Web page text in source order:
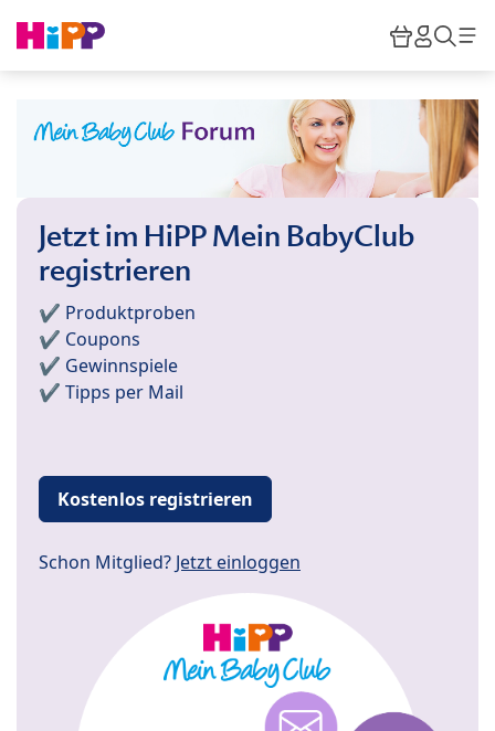
HiPP
Jetzt im HiPP Mein BabyClub
registrieren
✔️ Produktproben
✔️ Coupons
✔️ Gewinnspiele
✔️ Tipps per Mail
Kostenlos registrieren
Schon Mitglied? Jetzt einloggen